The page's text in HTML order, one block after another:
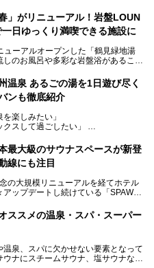
時を経て誕生した本施設は、温泉・
ットネス・ラウンジ・レストランなど
“水春”のイメージをさらに進化させ
会に参加し、館内のこだわりポイン
ウナや160cmの深水風呂、没入感の
本最大の台数を誇る最新AIフィットネ
満載の館内を詳しくご紹介します。
」がリニューアル！岩盤LOUN
日ゆっくり満喫できる施設に
ーアルオープンした「鶴見緑地湯
のお風呂や多彩な岩盤浴があること
所”としてパワーアップしています。
、新たに登場した瞑想サウナをはじ
ん。日常の疲れを癒やしたい方はもち
過ごしたい方にもぴったりの内容とな
ニューアル後の注目ポイントを詳しく
鶴見緑地湯元水春」に訪れる方や、
温泉 あるごの湯を1日遊び尽く
ンも徹底紹介
を楽しみたい」
クスして過ごしたい」
あるごの湯」です。
中市にある日帰り温浴施設で、阪急
を中心に、発汗・リラックス・漫画
時間滞在型の施設なので、一日中ゆ
マンスも毎日行われており、“とと
しめるのもポイントです。
た遊び場もあり、友人同士やカップル
過ごすのにもぴったり。
最大級のサウナスペースが新登
線にも注目
の大規模リニューアルを経てホテル
ップデートし続けている「SPAWO
年11月15日（土）に、新たな浴
容の大規模サウナを携えてリニュー
る4F・6Fそれぞれにリニューアル
全容を確認すべく、リニューアルプレ
ってきました！今回はそのリニューア
ススメの温泉・スパ・スーパー
温泉、スパに欠かせない要素となって
ウナにスチームサウナ、塩サウナな